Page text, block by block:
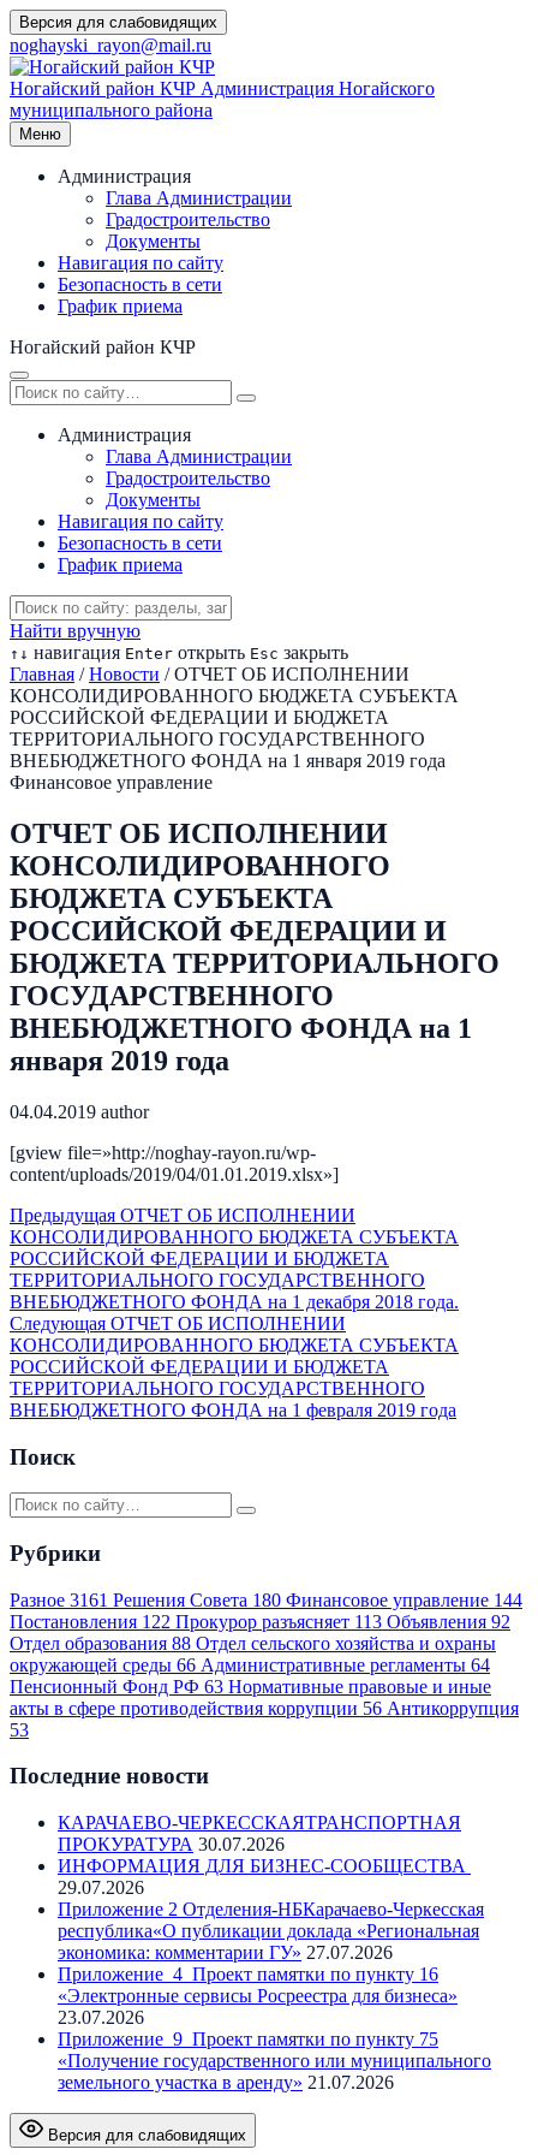
Перейти
к
содержимому
Версия для слабовидящих
noghayski_rayon@mail.ru
Ногайский район КЧР Администрация Ногайского
муниципального района
Меню
Администрация
Глава Администрации
Градостроительство
Документы
Навигация по сайту
Безопасность в сети
График приема
Ногайский район КЧР
Администрация
Глава Администрации
Градостроительство
Документы
Навигация по сайту
Безопасность в сети
График приема
Найти вручную
↑ ↓ навигация Enter открыть Esc закрыть
Главная / Новости / ОТЧЕТ ОБ ИСПОЛНЕНИИ
КОНСОЛИДИРОВАННОГО БЮДЖЕТА СУБЪЕКТА
РОССИЙСКОЙ ФЕДЕРАЦИИ И БЮДЖЕТА
ТЕРРИТОРИАЛЬНОГО ГОСУДАРСТВЕННОГО
ВНЕБЮДЖЕТНОГО ФОНДА на 1 января 2019 года
Финансовое управление
ОТЧЕТ ОБ ИСПОЛНЕНИИ
КОНСОЛИДИРОВАННОГО
БЮДЖЕТА СУБЪЕКТА
РОССИЙСКОЙ ФЕДЕРАЦИИ И
БЮДЖЕТА ТЕРРИТОРИАЛЬНОГО
ГОСУДАРСТВЕННОГО
ВНЕБЮДЖЕТНОГО ФОНДА на 1
января 2019 года
04.04.2019 author
[gview file=»http://noghay-rayon.ru/wp-
content/uploads/2019/04/01.01.2019.xlsx»]
Предыдущая ОТЧЕТ ОБ ИСПОЛНЕНИИ
КОНСОЛИДИРОВАННОГО БЮДЖЕТА СУБЪЕКТА
РОССИЙСКОЙ ФЕДЕРАЦИИ И БЮДЖЕТА
ТЕРРИТОРИАЛЬНОГО ГОСУДАРСТВЕННОГО
ВНЕБЮДЖЕТНОГО ФОНДА на 1 декабря 2018 года.
Следующая ОТЧЕТ ОБ ИСПОЛНЕНИИ
КОНСОЛИДИРОВАННОГО БЮДЖЕТА СУБЪЕКТА
РОССИЙСКОЙ ФЕДЕРАЦИИ И БЮДЖЕТА
ТЕРРИТОРИАЛЬНОГО ГОСУДАРСТВЕННОГО
ВНЕБЮДЖЕТНОГО ФОНДА на 1 февраля 2019 года
Поиск
Рубрики
Разное 3161 Решения Совета 180 Финансовое управление 144
Постановления 122 Прокурор разъясняет 113 Объявления 92
Отдел образования 88 Отдел сельского хозяйства и охраны
окружающей среды 66 Административные регламенты 64
Пенсионный Фонд РФ 63 Нормативные правовые и иные
акты в сфере противодействия коррупции 56 Антикоррупция
53
Последние новости
КАРАЧАЕВО-ЧЕРКЕССКАЯТРАНСПОРТНАЯ
ПРОКУРАТУРА 30.07.2026
ИНФОРМАЦИЯ ДЛЯ БИЗНЕС-СООБЩЕСТВА
29.07.2026
Приложение 2 Отделения-НБКарачаево-Черкесская
республика«О публикации доклада «Региональная
экономика: комментарии ГУ» 27.07.2026
Приложение_4_Проект памятки по пункту 16
«Электронные сервисы Росреестра для бизнеса»
23.07.2026
Приложение_9_Проект памятки по пункту 75
«Получение государственного или муниципального
земельного участка в аренду» 21.07.2026
Версия для слабовидящих